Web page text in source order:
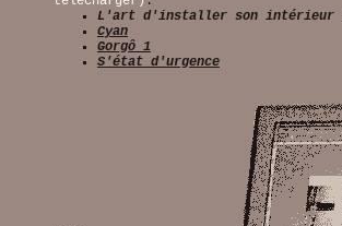
L'art d'installer son intérieur
Cyan
Gorgô 1
S'état d'urgence